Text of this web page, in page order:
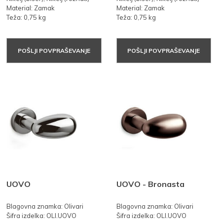
Material: Zamak
Teža: 0,75 kg
POŠLJI POVPRAŠEVANJE
Material: Zamak
Teža: 0,75 kg
POŠLJI POVPRAŠEVANJE
UOVO
Blagovna znamka: Olivari
Šifra izdelka: OLI.UOVO
UOVO - Bronasta
Blagovna znamka: Olivari
Šifra izdelka: OLI.UOVO